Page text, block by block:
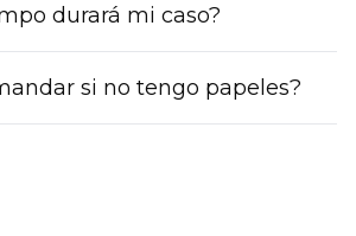
durará mi caso?
si no tengo papeles?